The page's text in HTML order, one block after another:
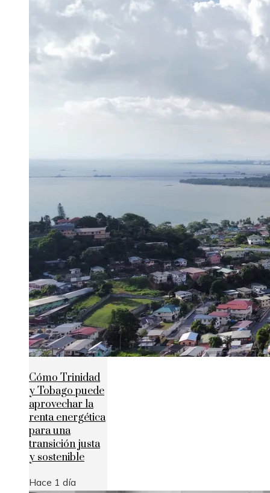
Cómo Trinidad
y Tobago puede
aprovechar la
renta energética
para una
transición justa
y sostenible
Hace 1 día